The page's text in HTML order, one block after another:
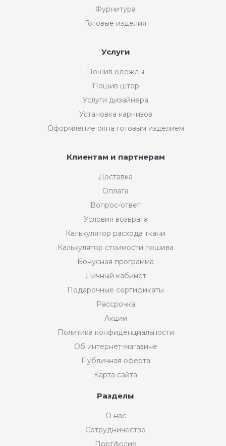
Интернет-магазин "Мир
Добрый день! Готовы Вам
Фурнитура
Готовые изделия
Услуги
Пошив одежды
Пошив штор
Услуги дизайнера
Установка карнизов
Оформление окна готовым изделием
Клиентам и партнерам
Доставка
Оплата
Вопрос-ответ
Условия возврата
Калькулятор расхода ткани
Калькулятор стоимости пошива
Бонусная программа
Личный кабинет
Подарочные сертификаты
Рассрочка
Акции
Политика конфиденциальности
Об интернет-магазине
Публичная оферта
Карта сайта
Разделы
О нас
Сотрудничество
Портфолио